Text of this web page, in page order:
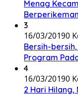
Menag
3
16/03/20190
Bersih-
Program
4
16/03/20190
2 Hari Hilang,